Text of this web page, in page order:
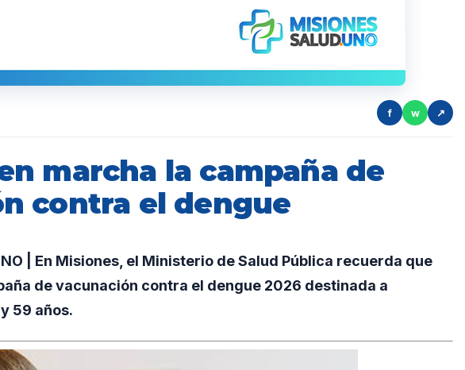
f w ↗
marcha la campaña de
contra el dengue
| En Misiones, el Ministerio de Salud Pública recuerda que
de vacunación contra el dengue 2026 destinada a
59 años.